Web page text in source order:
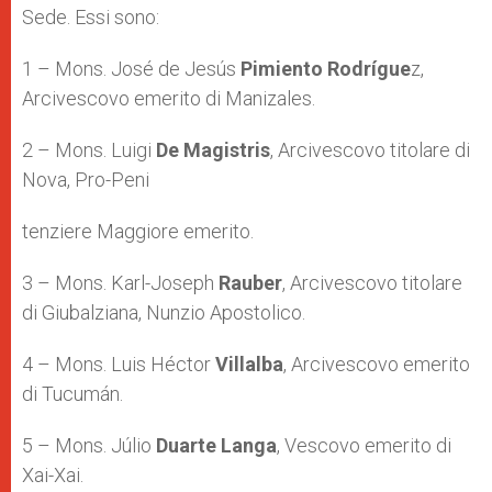
Sede. Essi sono:
1 – Mons. José de Jesús Pimiento Rodríguez,
Arcivescovo emerito di Manizales.
2 – Mons. Luigi De Magistris, Arcivescovo titolare di
Nova, Pro-Peni
tenziere Maggiore emerito.
3 – Mons. Karl-Joseph Rauber, Arcivescovo titolare
di Giubalziana, Nunzio Apostolico.
4 – Mons. Luis HéctorVillalba, Arcivescovo emerito
di Tucumán.
5 – Mons. Júlio Duarte Langa, Vescovo emerito di
Xai-Xai.